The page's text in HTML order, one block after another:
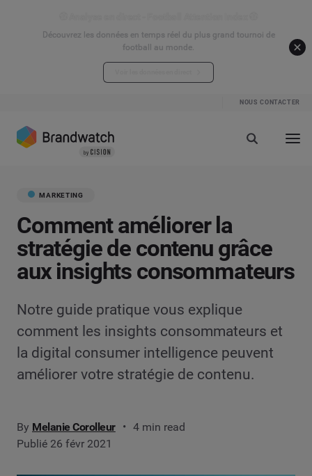
Découvrez les données en temps réel du plus grand tournoi de
football au monde.
NOUS CONTACTER
MARKETING
Comment améliorer la
stratégie de contenu grâce
aux insights consommateurs
Notre guide pratique vous explique
comment les insights consommateurs et
la digital consumer intelligence peuvent
améliorer votre stratégie de contenu.
By Melanie Corolleur
4 min read
Publié 26 févr 2021